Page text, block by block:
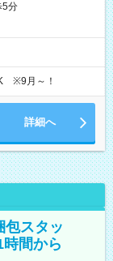
5分
※9月～！
詳細へ
包スタッ
間から